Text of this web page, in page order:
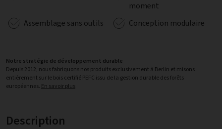
moment
Assemblage sans outils
Conception modulaire
Notre stratégie de développement durable
Depuis 2012, nous fabriquons nos produits exclusivement à Berlin et misons
entièrement sur le bois certifié PEFC issu de la gestion durable des forêts
européennes. En savoir plus
Description